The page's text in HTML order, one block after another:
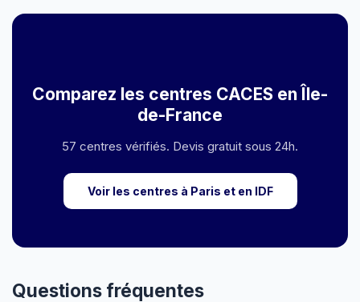
Comparez les centres CACES en Île-
de-France
57 centres vérifiés. Devis gratuit sous 24h.
Voir les centres à Paris et en IDF
Questions fréquentes